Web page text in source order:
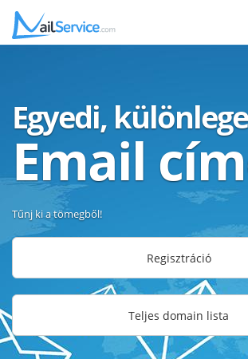
Egyedi,
Email
Tűnj ki a tömegből!
Regisztráció
Teljes domain lista